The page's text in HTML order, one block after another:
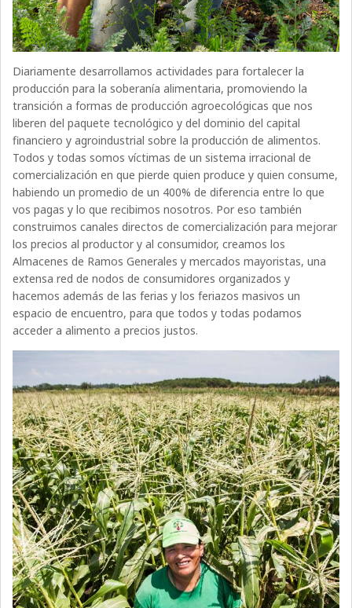
Diariamente desarrollamos actividades para fortalecer la
producción para la soberanía alimentaria, promoviendo la
transición a formas de producción agroecológicas que nos
liberen del paquete tecnológico y del dominio del capital
financiero y agroindustrial sobre la producción de alimentos.
Todos y todas somos víctimas de un sistema irracional de
comercialización en que pierde quien produce y quien consume,
habiendo un promedio de un 400% de diferencia entre lo que
vos pagas y lo que recibimos nosotros. Por eso también
construimos canales directos de comercialización para mejorar
los precios al productor y al consumidor, creamos los
Almacenes de Ramos Generales y mercados mayoristas, una
extensa red de nodos de consumidores organizados y
hacemos además de las ferias y los feriazos masivos un
espacio de encuentro, para que todos y todas podamos
acceder a alimento a precios justos.